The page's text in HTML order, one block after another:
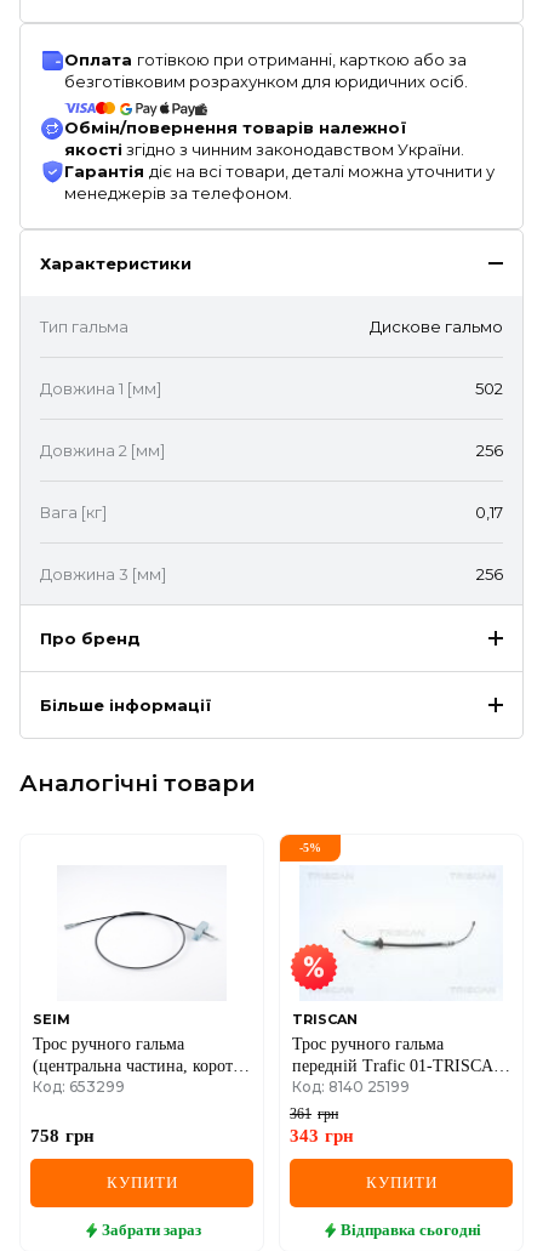
Оплата готівкою при отриманні, карткою або за
безготівковим розрахунком для юридичних осіб.
Обмін/повернення товарів належної
якості згідно з чинним законодавством України.
Гарантія діє на всі товари, деталі можна уточнити у
менеджерів за телефоном.
Характеристики
Тип гальма Дискове гальмо
Довжина 1 [мм] 502
Довжина 2 [мм] 256
Вага [кг] 0,17
Довжина 3 [мм] 256
Про бренд
Більше інформації
Аналогічні товари
SEIM
Трос ручного гальма
(центральна частина, коротка
база) Renault Trafic II + Opel
Код: 653299
758 грн
КУПИТИ
Забрати зараз
-5%
TRISCAN
Трос ручного гальма
передній Trafic 01-TRISCAN
RENAULT
Код: 8140 25199
361 грн
343 грн
КУПИТИ
Відправка сьогодні